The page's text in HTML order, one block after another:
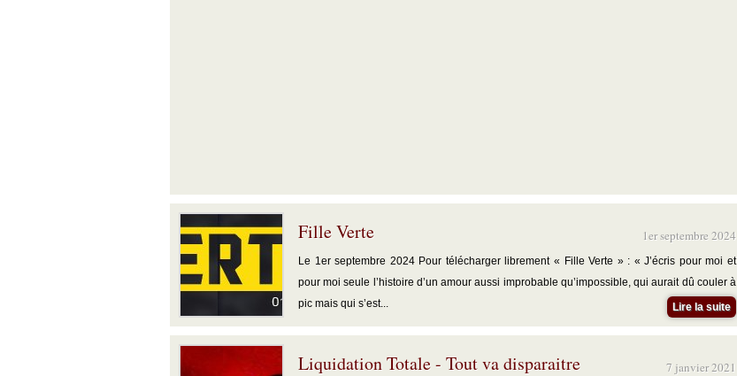
1er septembre 2024
Fille Verte
Le 1er septembre 2024 Pour télécharger librement « Fille Verte » : « J’écris pour moi et
pour moi seule l’histoire d’un amour aussi improbable qu’impossible, qui aurait dû couler à
pic mais qui s’est...
Lire la suite
7 janvier 2021
Liquidation Totale - Tout va disparaitre